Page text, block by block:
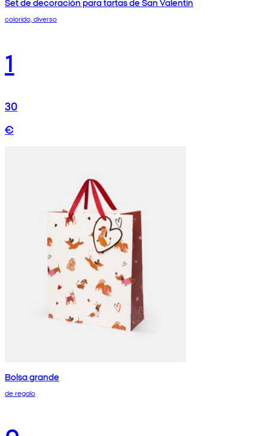
colorido, diverso
1
30
€
Bolsa grande
de regalo